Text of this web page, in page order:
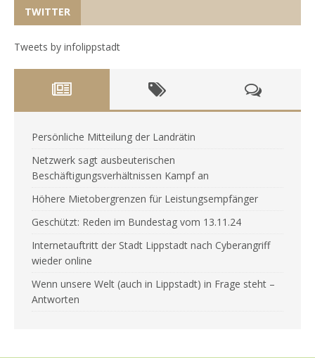
TWITTER
Tweets by infolippstadt
Persönliche Mitteilung der Landrätin
Netzwerk sagt ausbeuterischen
Beschäftigungsverhältnissen Kampf an
Höhere Mietobergrenzen für Leistungsempfänger
Geschützt: Reden im Bundestag vom 13.11.24
Internetauftritt der Stadt Lippstadt nach Cyberangriff
wieder online
Wenn unsere Welt (auch in Lippstadt) in Frage steht –
Antworten